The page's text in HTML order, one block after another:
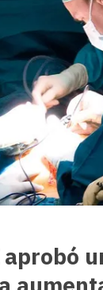
aprobó